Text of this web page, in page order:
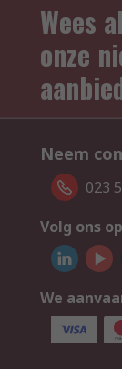
Wees
onze
Neem
023
Volg ons op
We